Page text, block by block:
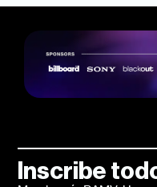
Inscribe